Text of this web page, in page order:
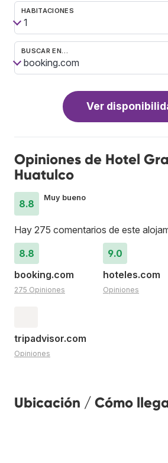
HABITACIONES
BUSCAR EN…
Ver
Opiniones de Hotel
Huatulco
8.8
Muy bueno
Hay 275 comentarios de este
8.8
booking.com
275 Opiniones
9.0
hoteles.com
Opiniones
tripadvisor.com
Opiniones
Ubicación / Cómo